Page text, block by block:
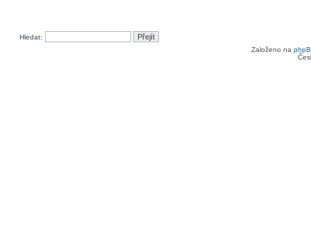
Hledat:
Založeno na